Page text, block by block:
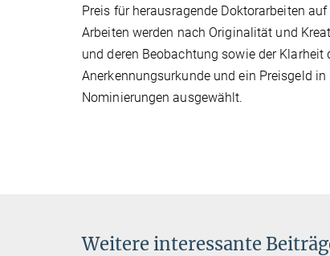
Preis für herausragende Doktorarbeiten
Arbeiten werden nach Originalität und
und deren Beobachtung sowie der
Anerkennungsurkunde und ein Preisgeld
Nominierungen ausgewählt.
Weitere interessante